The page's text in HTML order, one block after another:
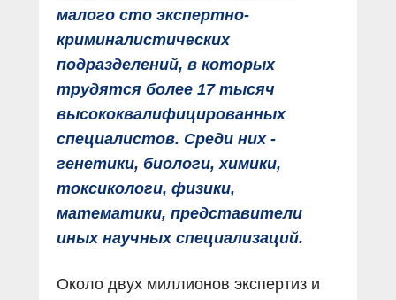
малого сто экспертно-
криминалистических
подразделений, в которых
трудятся более 17 тысяч
высококвалифицированных
специалистов. Среди них -
генетики, биологи, химики,
токсикологи, физики,
математики, представители
иных научных специализаций.
Около двух миллионов экспертиз и